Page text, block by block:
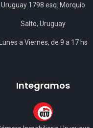
Uruguay 1798 esq. Morquio
Salto, Uruguay
Lunes a Viernes, de 9 a 17 hs
Integramos